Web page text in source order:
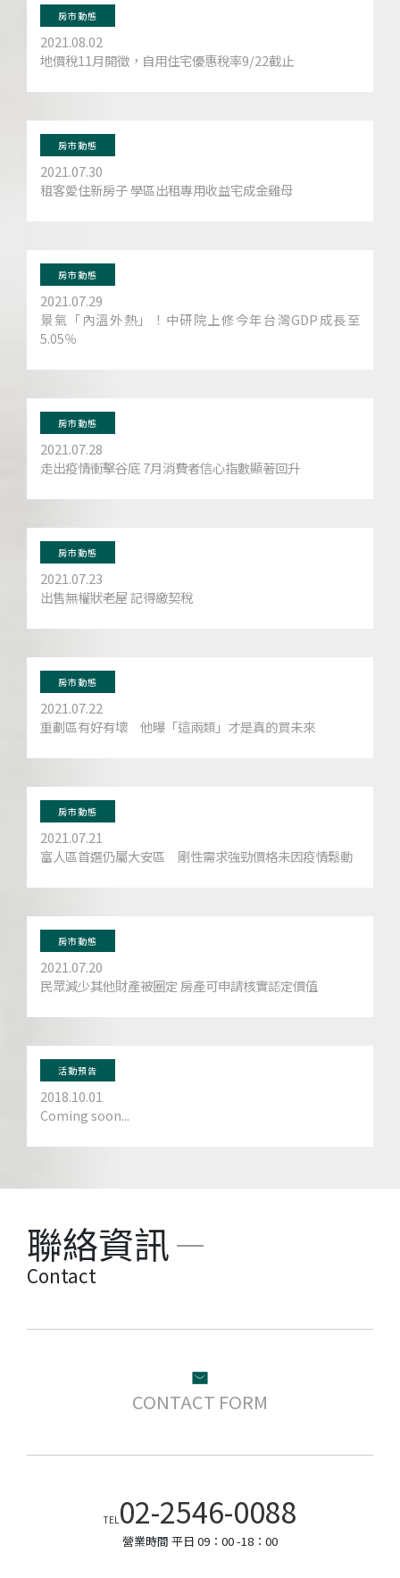
房市動態
2021.08.02
地價稅11月開徵，自用住宅優惠稅率9/22截止
房市動態
2021.07.30
租客愛住新房子 學區出租專用收益宅成金雞母
房市動態
2021.07.29
景氣「內溫外熱」！中研院上修今年台灣GDP成長至
5.05％
房市動態
2021.07.28
走出疫情衝擊谷底 7月消費者信心指數顯著回升
房市動態
2021.07.23
出售無權狀老屋 記得繳契稅
房市動態
2021.07.22
重劃區有好有壞 他曝「這兩類」才是真的買未來
房市動態
2021.07.21
富人區首選仍屬大安區 剛性需求強勁價格未因疫情鬆動
房市動態
2021.07.20
民眾減少其他財產被圈定 房產可申請核實認定價值
活動預告
2018.10.01
Coming soon...
聯絡資訊
Contact
CONTACT FORM
TEL02-2546-0088
營業時間 平日 09：00 -18：00